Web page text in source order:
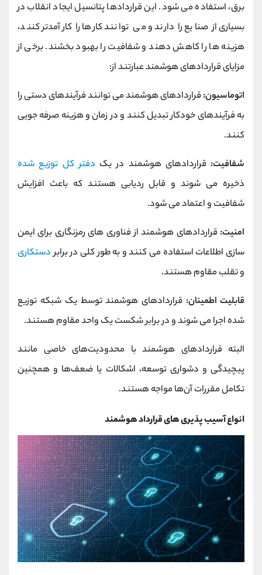
برق، استفاده می شود. این قراردادها پتانسیل ایجاد انقلاب در
بسیاری از صنایع را دارند و می توانند کارها را کارآمدتر کنند،
هزینه ها را کاهش دهند و شفافیت را بهبود بخشند. برخی از
مزایای قراردادهای هوشمند عبارتند از:
اتوماسیون:قراردادهای هوشمند می توانند فرآیندهای دستی را
به فرآیندهای خودکار تبدیل کنند و در زمان و هزینه صرفه جویی
کنند.
شفافیت: قراردادهای هوشمند در یک دفتر کل توزیع شده
ذخیره می شوند و قابل ردیابی هستند که باعث افزایش
شفافیت و اعتماد می شود.
امنیت: قراردادهای هوشمند از فناوری های رمزنگاری برای ایمن
سازی اطلاعات استفاده می کنند و به طور کلی در برابردستکاری
و تقلب مقاوم هستند.
قابلیت اطمینان: قراردادهای هوشمند توسط یک شبکه توزیع
شده اجرا می شوند و در برابر شکست یک واحد مقاوم هستند.
البته قراردادهای هوشمند با محدودیت‌های خاصی مانند
پیچیدگی و دشواری توسعه، اشکالات یا ضعف‌ها و همچنین
تکامل مقررات آن‌ها مواجه هستند.
انواع آسیب پذیری های قرارداد هوشمند